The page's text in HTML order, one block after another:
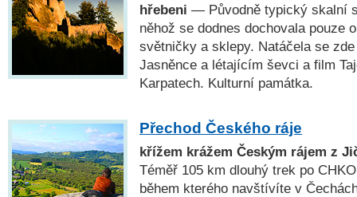
hřebeni — Původně typický skalní
něhož se dodnes dochovala pouze
světničky a sklepy. Natáčela se
Jasněnce a létajícím ševci a film
Karpatech. Kulturní památka.
Přechod Českého ráje
křížem krážem Českým rájem z
Téměř 105 km dlouhý trek po
během kterého navštívíte v